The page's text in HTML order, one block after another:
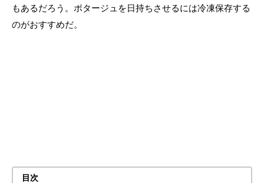
もあるだろう。ポタージュを日持ちさせるには冷凍保存する
のがおすすめだ。
目次